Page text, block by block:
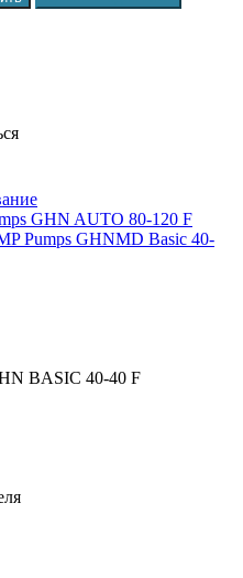
GHN AUTO 80-120 F
Pumps GHNMD Basic 40-
BASIC 40-40 F